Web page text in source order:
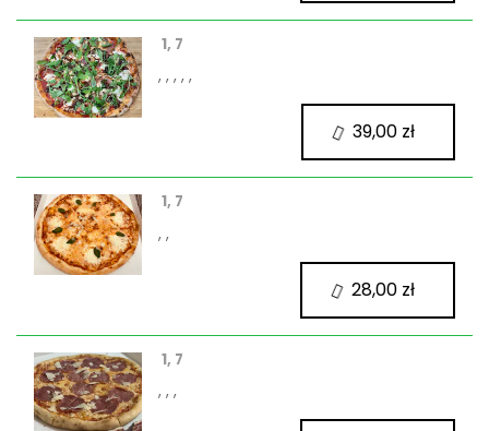
1, 7
, , , , ,
1, 7
, ,
1, 7
, , ,